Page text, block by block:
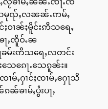
မုၺ်ႇလၼၼ်ႉဢမ်ႇ
ဝၢၼ်ႈမိူင်းဢိသရေႇ
ႃႇၸိူဝ်ႉၼ
မ်းဢိသရေႇလတင်း
ေၵေႃႉသေၵူၼ်း။
ႇႁၢင်ႈၸၢမ်ႇႁေႃသိ
ၶၢမ်ႇပွႆးပႃႇ